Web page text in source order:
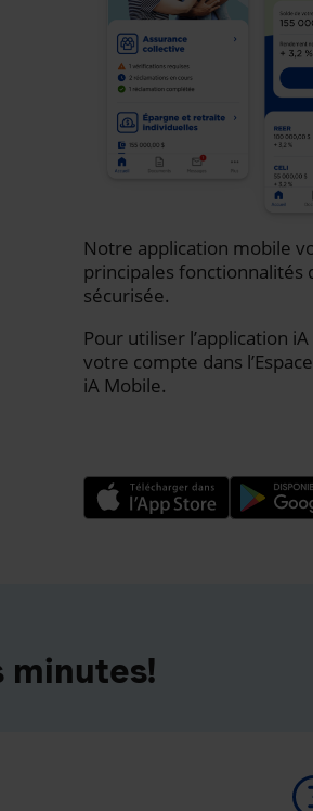
Notre application mobile
principales fonctionnalités
sécurisée.
Pour utiliser l’application
votre compte dans
iA Mobile.
minutes!